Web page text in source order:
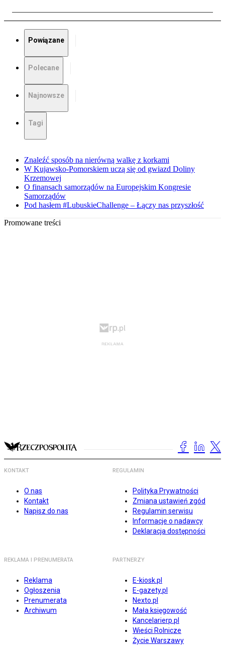
Powiązane
Polecane
Najnowsze
Tagi
Znaleźć sposób na nierówną walkę z korkami
W Kujawsko-Pomorskiem uczą się od gwiazd Doliny
Krzemowej
O finansach samorządów na Europejskim Kongresie
Samorządów
Pod hasłem #LubuskieChallenge – Łączy nas przyszłość
Promowane treści
KONTAKT
O nas
Kontakt
Napisz do nas
REGULAMIN
Polityka Prywatności
Zmiana ustawień zgód
Regulamin serwisu
Informacje o nadawcy
Deklaracja dostępności
REKLAMA I PRENUMERATA
Reklama
Ogłoszenia
Prenumerata
Archiwum
PARTNERZY
E-kiosk.pl
E-gazety.pl
Nexto.pl
Mała księgowość
Kancelarierp.pl
Wieści Rolnicze
Życie Warszawy